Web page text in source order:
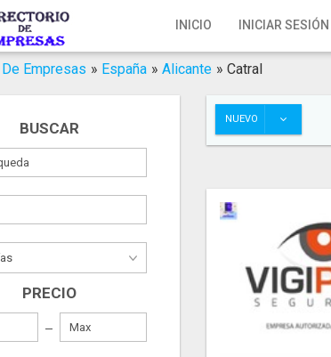
INICIO INICIAR SESIÓN
Empresas » España » Alicante » Catral
BUSCAR
PRECIO
NUEVO